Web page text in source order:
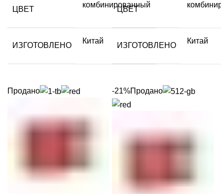
ЦВЕТ
комбинированный
ИЗГОТОВЛЕНО
Китай
ЦВЕТ
ИЗГОТОВЛЕНО
Китай
Продано -21%Продано